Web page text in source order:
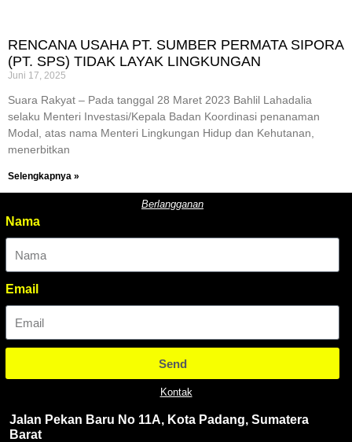
RENCANA USAHA PT. SUMBER PERMATA SIPORA
(PT. SPS) TIDAK LAYAK LINGKUNGAN
Juni 17, 2025
Suara Rakyat – Pada tanggal 28 Maret 2023 Bahlil Lahadalia
selaku Menteri Investasi/Kepala Badan Koordinasi penanaman
Modal, atas nama Menteri Lingkungan Hidup dan Kehutanan,
menerbitkan
Selengkapnya »
Berlangganan
Nama
Email
Send
Kontak
Jalan Pekan Baru No 11A, Kota Padang, Sumatera
Barat